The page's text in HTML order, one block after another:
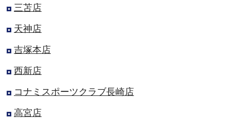
三苫店
天神店
吉塚本店
西新店
コナミスポーツクラブ長崎店
高宮店